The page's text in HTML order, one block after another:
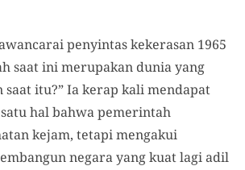
penyintas kekerasan 1965
saat ini merupakan dunia yang
saat itu?” Ia kerap kali mendapat
hal bahwa pemerintah
kejam, tetapi mengakui
negara yang kuat lagi adil